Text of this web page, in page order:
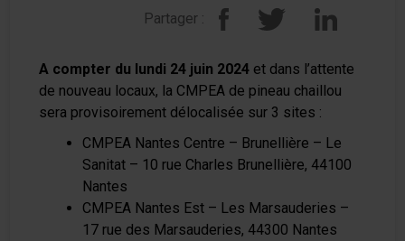
Partager :
A compter du lundi 24 juin 2024 et dans l’attente
de nouveau locaux, la CMPEA de pineau chaillou
sera provisoirement délocalisée sur 3 sites :
CMPEA Nantes Centre – Brunellière – Le
Sanitat – 10 rue Charles Brunellière, 44100
Nantes
CMPEA Nantes Est – Les Marsauderies –
17 rue des Marsauderies, 44300 Nantes